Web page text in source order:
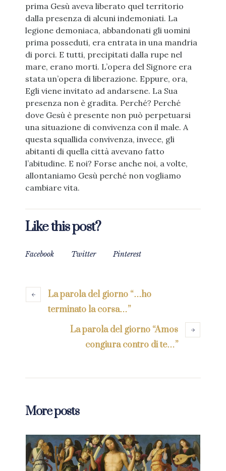
prima Gesù aveva liberato quel territorio
dalla presenza di alcuni indemoniati. La
legione demoniaca, abbandonati gli uomini
prima posseduti, era entrata in una mandria
di porci. E tutti, precipitati dalla rupe nel
mare, erano morti. L’opera del Signore era
stata un’opera di liberazione. Eppure, ora,
Egli viene invitato ad andarsene. La Sua
presenza non è gradita. Perché? Perché
dove Gesù è presente non può perpetuarsi
una situazione di convivenza con il male. A
questa squallida convivenza, invece, gli
abitanti di quella città avevano fatto
l’abitudine. E noi? Forse anche noi, a volte,
allontaniamo Gesù perché non vogliamo
cambiare vita.
Like this post?
Facebook Twitter Pinterest
La parola del giorno “…ho
terminato la corsa…”
La parola del giorno “Amos
congiura contro di te…”
More posts